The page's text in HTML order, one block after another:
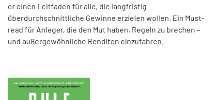
er einen Leit­faden für alle, die langfristig
überdurchschnittliche Gewinne erzielen wollen. Ein Must-
read für Anleger, die den Mut haben, Regeln zu brechen –
und außergewöhnliche Renditen einzufahren.